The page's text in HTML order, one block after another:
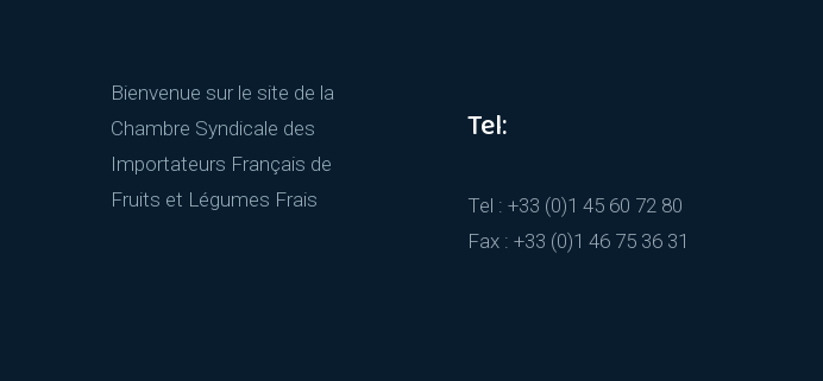
Bienvenue sur le site de la
Chambre Syndicale des
Importateurs Français de
Fruits et Légumes Frais
Tel:
Tel : +33 (0)1 45 60 72 80
Fax : +33 (0)1 46 75 36 31